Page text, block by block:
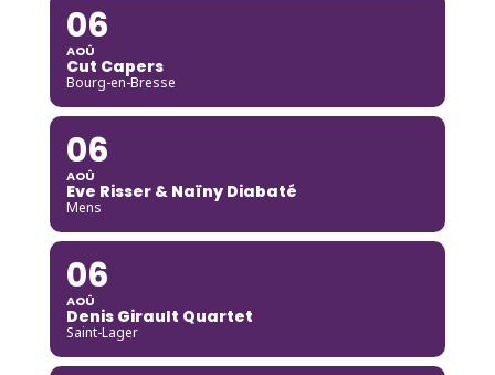
06
AOÛ
Cut Capers
Bourg-en-Bresse
06
AOÛ
Eve Risser & Naïny Diabaté
Mens
06
AOÛ
Denis Girault Quartet
Saint-Lager